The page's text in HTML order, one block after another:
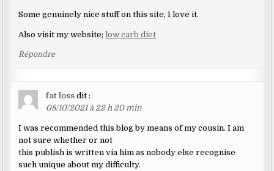
Some genuinely nice stuff on this site, I love it.
Also visit my website; low carb diet
Répondre
fat loss dit :
08/10/2021 à 22 h 20 min
I was recommended this blog by means of my cousin. I am
not sure whether or not
this publish is written via him as nobody else recognise
such unique about my difficulty.